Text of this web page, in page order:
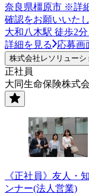
奈良県橿原市 ※詳
確認をお願いいた
大和八木駅 徒歩2
詳細を見る
応募画
株式会社レソリュー
正社員
大同生命保険株式
《正社員》友人・
ンナー(法人営業)